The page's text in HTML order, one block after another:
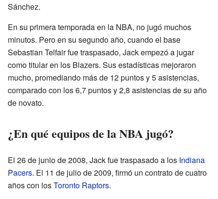
Sánchez.
En su primera temporada en la NBA, no jugó muchos
minutos. Pero en su segundo año, cuando el base
Sebastian Telfair fue traspasado, Jack empezó a jugar
como titular en los Blazers. Sus estadísticas mejoraron
mucho, promediando más de 12 puntos y 5 asistencias,
comparado con los 6,7 puntos y 2,8 asistencias de su año
de novato.
¿En qué equipos de la NBA jugó?
El 26 de junio de 2008, Jack fue traspasado a los Indiana
Pacers. El 11 de julio de 2009, firmó un contrato de cuatro
años con losToronto Raptors.